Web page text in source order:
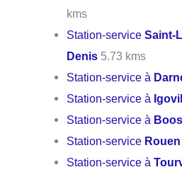
kms
Station-serviceSaint-
Denis 5.73 kms
Station-service à
Station-service à
Station-service à Boos
Station-service Rouen
Station-service à